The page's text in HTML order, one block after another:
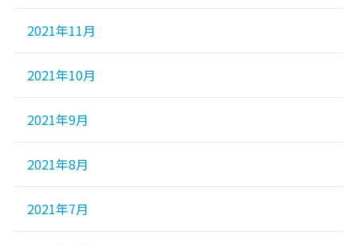
2021年11月
2021年10月
2021年9月
2021年8月
2021年7月